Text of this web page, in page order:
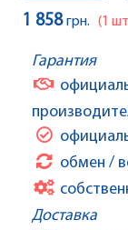
1 858грн. (1
Гарантия
обмен /
Доставка